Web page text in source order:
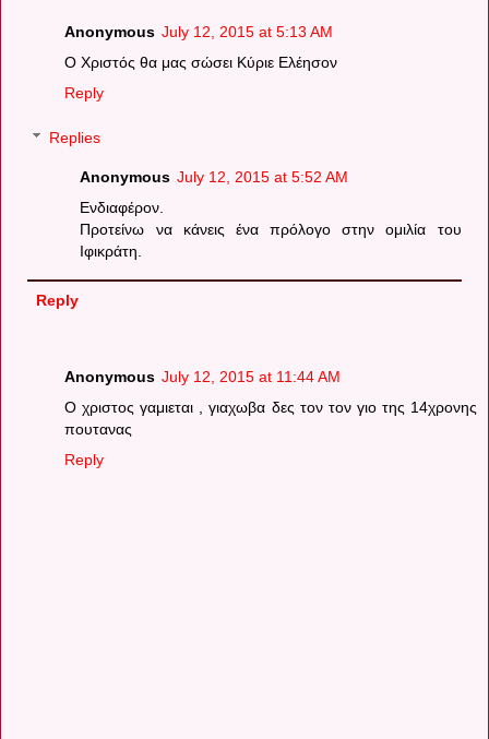
Anonymous July 12, 2015 at 5:13 AM
Ο Χριστός θα μας σώσει Κύριε Ελέησον
Reply
Replies
Anonymous July 12, 2015 at 5:52 AM
Ενδιαφέρον.
Προτείνω να κάνεις ένα πρόλογο στην ομιλία του
Ιφικράτη.
Reply
Anonymous July 12, 2015 at 11:44 AM
Ο χριστος γαμιεται , γιαχωβα δες τον τον γιο της 14χρονης
πουτανας
Reply